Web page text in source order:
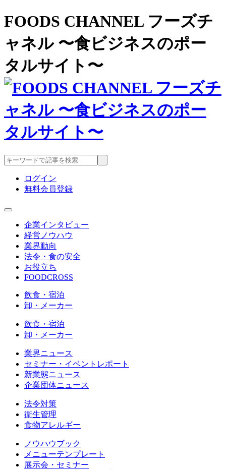
FOODS CHANNEL フーズチ
ャネル 〜食ビジネスのポー
タルサイト〜
ログイン
無料会員登録
企業インタビュー
経営ノウハウ
業界動向
法令・食の安全
お役立ち
FOODCROSS
飲食・宿泊
卸・メーカー
飲食・宿泊
卸・メーカー
業界ニュース
セミナー・イベントレポート
新業態ニュース
企業団体ニュース
法令対策
衛生管理
食物アレルギー
ノウハウブック
メニューテンプレート
展示会・セミナー